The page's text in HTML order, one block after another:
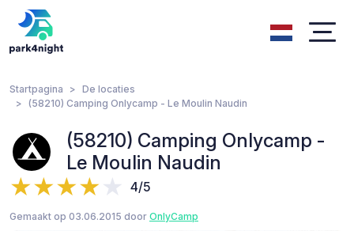
Startpagina
De locaties
(58210) Camping Onlycamp - Le Moulin Naudin
(58210) Camping Onlycamp -
Le Moulin Naudin
4/5
Gemaakt op 03.06.2015 door OnlyCamp